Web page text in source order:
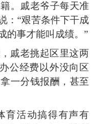
。戚老爷子每天准
： “艰苦条件下干成
的事才能叫成绩。 ”
戚老挑起区里这两
公经费以外没向区
一分钱报酬，甚至
育活动搞得有声有